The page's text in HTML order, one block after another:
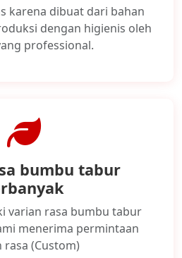
karena dibuat dari bahan
dengan higienis oleh
professional.
bumbu tabur
varian rasa bumbu tabur
menerima permintaan
rasa (Custom)